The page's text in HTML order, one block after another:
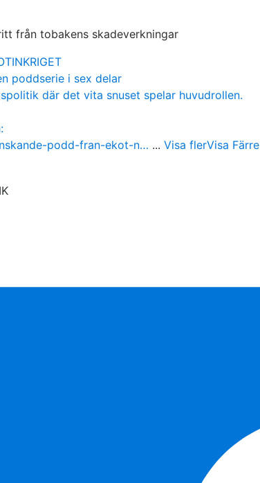
från tobakens skadeverkningar
poddserie i sex delar
där det vita snuset spelar huvudrollen.
podd-fran-ekot-n… ... Visa flerVisa Färre